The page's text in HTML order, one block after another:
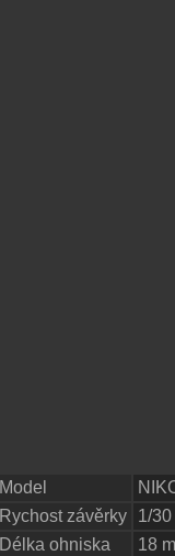
Model
Rychost závěrky
1/
Délka ohniska
18